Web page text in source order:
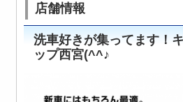
店舗情報
洗車好きが集ってます！
ップ西宮(^^♪